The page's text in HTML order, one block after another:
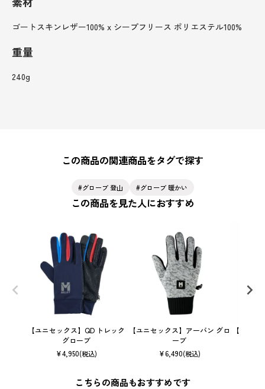
ゴートスキンレザー100% x シープフリース ポリエステル100%
重量
240g
この商品の関連商品をタグで探す
グローブ 登山 グローブ 暖かい
この商品を見た人におすすめ
【ユニセックス】QD トレック
グローブ
¥4,950(税込)
【ユニセックス】アーバン グロ
ーブ
¥6,490(税込)
【ユニ
こちらの商品もおすすめです